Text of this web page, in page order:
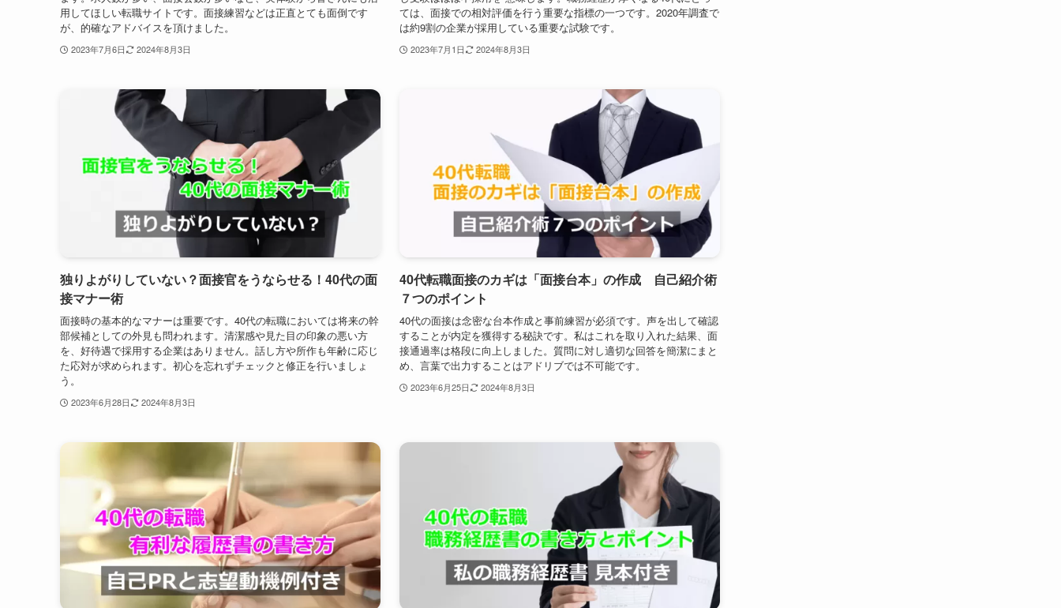
40代の転職 成功者が選ぶおすすめサイトと損をしない
この10年間、私自身がとてもお世話になった転職サイト5社を紹介し
ます。求人数が多い、面接会数が多いなど、実体験から皆さんにも活
用してほしい転職サイトです。面接練習などは正直とても面倒です
2023年7月6日 2024年8月3日
40代の転職 SPI対策のポイントと差をつける効果的な勉
SPIは「能力検査」と「性格検査」に分けられます。40代での対策な
し受験はほぼ不採用を 意味します。職務経歴が厚くなる40代にとっ
ては、面接での相対評価を行う重要な指標の一つです。2020年調査で
2023年7月1日 2024年8月3日
独りよがりしていない？面接官をうならせる！40代の面
接マナー術
面接時の基本的なマナーは重要です。40代の転職においては将来の幹
部候補としての外見も問われます。清潔感や見た目の印象の悪い方
を、好待遇で採用する企業はありません。話し方や所作も年齢に応じ
た応対が求められます。初心を忘れずチェックと修正を行いましょ
40代転職面接のカギは「面接台本」の作成 自己紹介術
７つのポイント
40代の面接は念密な台本作成と事前練習が必須です。声を出して確認
することが内定を獲得する秘訣です。私はこれを取り入れた結果、面
接通過率は格段に向上しました。質問に対し適切な回答を簡潔にまと
め、言葉で出力することはアドリブでは不可能です。